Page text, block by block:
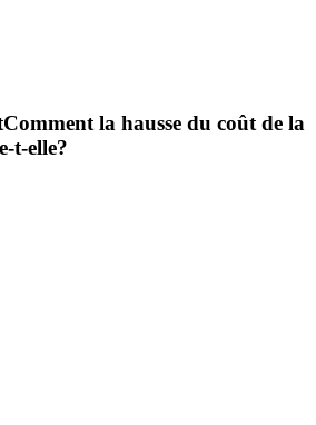
Comment la hausse du coût de la
t-elle?